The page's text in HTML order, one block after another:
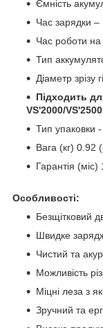
Ємність
Час зарядки –
Час роботи
Тип
Діаметр зрізу
Підходить
VS'2000/VS'2500
Тип упаковки
Вага (кг) 0.92
Гарантія (міс)
Особливості:
Безщітковий
Швидке
Чистий та
Можливість
Міцні леза з
Зручний та